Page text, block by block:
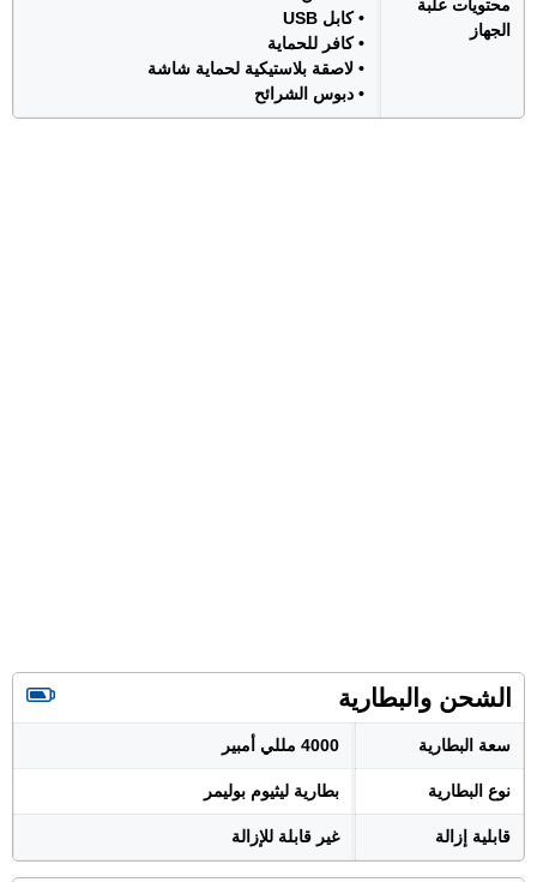
محتويات علبة
الجهاز
• كابل USB
• كافر للحماية
• لاصقة بلاستيكية لحماية شاشة
• دبوس الشرائح
الشحن والبطارية
سعة البطارية 4000 مللي أمبير
نوع البطارية بطارية ليثيوم بوليمر
قابلية إزالة غير قابلة للإزالة